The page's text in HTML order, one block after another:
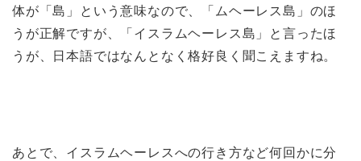
体が「島」という意味なので、「ムヘーレス島」のほ
うが正解ですが、「イスラムヘーレス島」と言ったほ
うが、日本語ではなんとなく格好良く聞こえますね。
あとで、イスラムヘーレスへの行き方など何回かに分